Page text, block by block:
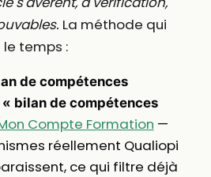
La méthode qui
temps :
de compétences
« bilan de compétences
Compte Formation —
réellement Qualiopi
ce qui filtre déjà